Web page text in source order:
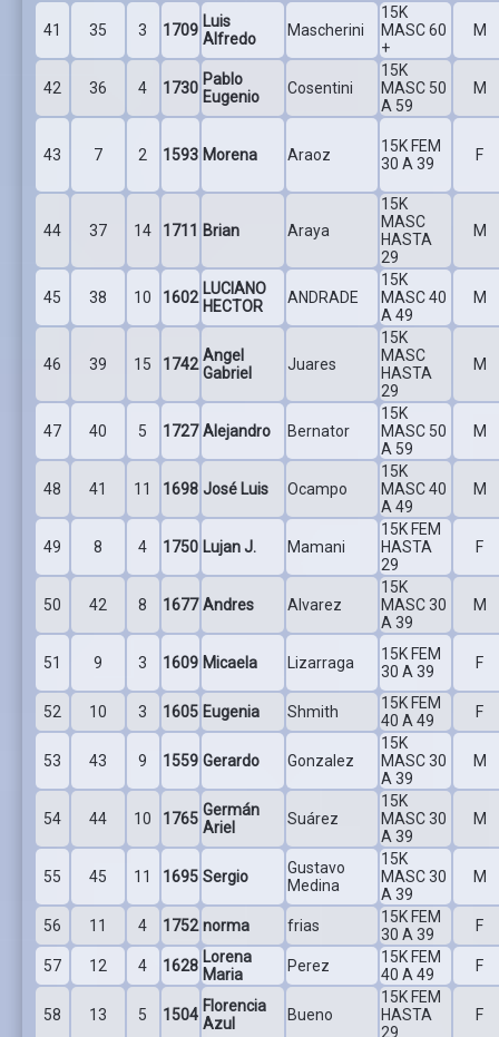
41 35 3 1709 Luis
Alfredo
Mascherini
15K
MASC 60
+
M
42 36 4 1730 Pablo
Eugenio
Cosentini
15K
MASC 50
A 59
M
43 7 2 1593 Morena Araoz
15K FEM
30 A 39
F
44 37 14 1711 Brian Araya
15K
MASC
HASTA
29
M
45 38 10 1602 LUCIANO
HECTOR
ANDRADE
15K
MASC 40
A 49
M
46 39 15 1742 Angel
Gabriel
Juares
15K
MASC
HASTA
29
M
47 40 5 1727 Alejandro Bernator
15K
MASC 50
A 59
M
48 41 11 1698 José Luis Ocampo
15K
MASC 40
A 49
M
49 8 4 1750 Lujan J. Mamani
15K FEM
HASTA
29
F
50 42 8 1677 Andres Alvarez
15K
MASC 30
A 39
M
51 9 3 1609 Micaela Lizarraga
15K FEM
30 A 39
F
52 10 3 1605 Eugenia Shmith
15K FEM
40 A 49
F
53 43 9 1559 Gerardo Gonzalez
15K
MASC 30
A 39
M
54 44 10 1765 Germán
Ariel
Suárez
15K
MASC 30
A 39
M
55 45 11 1695 Sergio
Gustavo
Medina
15K
MASC 30
A 39
M
56 11 4 1752 norma frias
15K FEM
30 A 39
F
57 12 4 1628 Lorena
Maria
Perez
15K FEM
40 A 49
F
58 13 5 1504 Florencia
Azul
Bueno
15K FEM
HASTA
29
F